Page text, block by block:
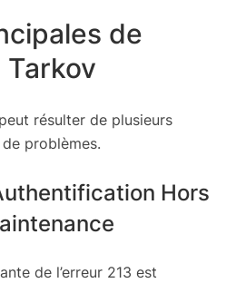
de
Tarkov
peut résulter de plusieurs
problèmes.
Hors
de l’erreur 213 est